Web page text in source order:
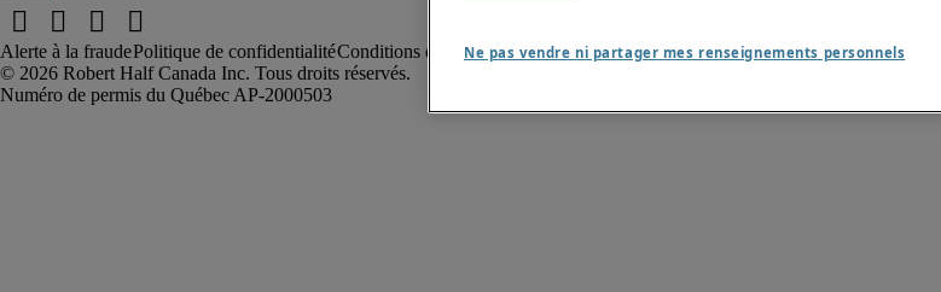
Alerte à la fraudePolitique de confidentialitéConditions d’utilisation Rapport sur l'esclavage moderne
Robert Half Canada Inc. Tous droits réservés.
Ne pas vendre ni partager mes renseignements personnels